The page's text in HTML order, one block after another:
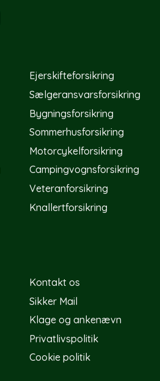
Ejerskifteforsikring
Sælgeransvarsforsikring
Bygningsforsikring
Sommerhusforsikring
Motorcykelforsikring
Campingvognsforsikring
Veteranforsikring
Knallertforsikring
Kontakt os
Sikker Mail
Klage og ankenævn
Privatlivspolitik
Cookie politik